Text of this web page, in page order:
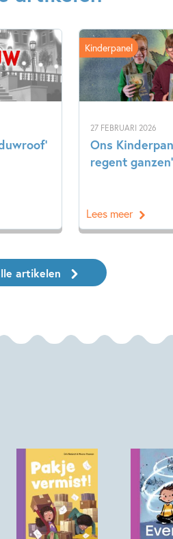
27 FEBRUARI 2026
Ons
regent ganzen’
Kinderpanel
Lees meer
artikelen